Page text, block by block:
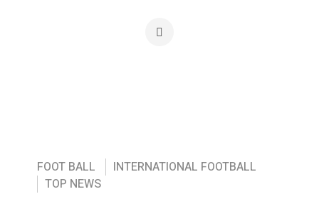
FOOT BALL
INTERNATIONAL FOOTBALL
TOP NEWS